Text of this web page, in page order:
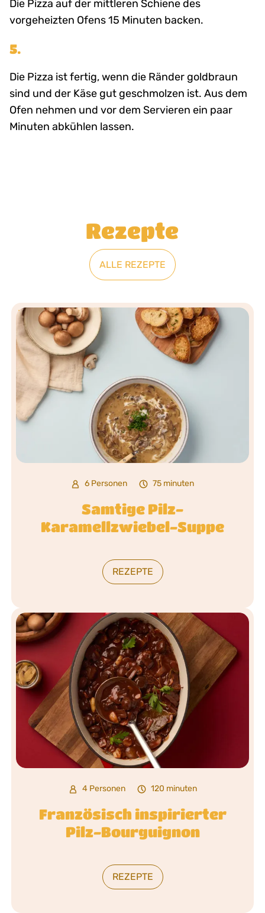
Die Pizza auf der mittleren Schiene des
vorgeheizten Ofens 15 Minuten backen.
5.
Die Pizza ist fertig, wenn die Ränder goldbraun
sind und der Käse gut geschmolzen ist. Aus dem
Ofen nehmen und vor dem Servieren ein paar
Minuten abkühlen lassen.
Rezepte
ALLE REZEPTE
6 Personen 75 minuten
Samtige Pilz-
Karamellzwiebel-Suppe
REZEPTE
4 Personen 120 minuten
Französisch inspirierter
Pilz-Bourguignon
REZEPTE